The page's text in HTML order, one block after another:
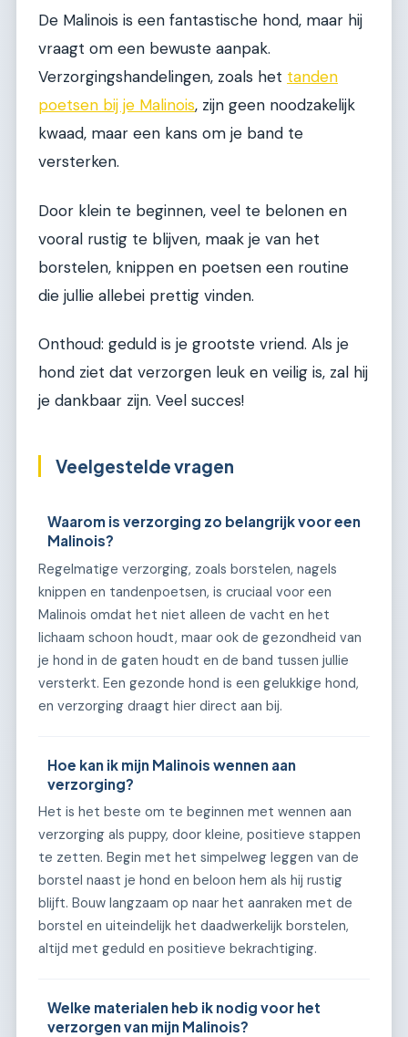
De Malinois is een fantastische hond, maar hij
vraagt om een bewuste aanpak.
Verzorgingshandelingen, zoals het tanden
poetsen bij je Malinois, zijn geen noodzakelijk
kwaad, maar een kans om je band te
versterken.
Door klein te beginnen, veel te belonen en
vooral rustig te blijven, maak je van het
borstelen, knippen en poetsen een routine
die jullie allebei prettig vinden.
Onthoud: geduld is je grootste vriend. Als je
hond ziet dat verzorgen leuk en veilig is, zal hij
je dankbaar zijn. Veel succes!
Veelgestelde vragen
Waarom is verzorging zo belangrijk voor een
Malinois?
Regelmatige verzorging, zoals borstelen, nagels
knippen en tandenpoetsen, is cruciaal voor een
Malinois omdat het niet alleen de vacht en het
lichaam schoon houdt, maar ook de gezondheid van
je hond in de gaten houdt en de band tussen jullie
versterkt. Een gezonde hond is een gelukkige hond,
en verzorging draagt hier direct aan bij.
Hoe kan ik mijn Malinois wennen aan
verzorging?
Het is het beste om te beginnen met wennen aan
verzorging als puppy, door kleine, positieve stappen
te zetten. Begin met het simpelweg leggen van de
borstel naast je hond en beloon hem als hij rustig
blijft. Bouw langzaam op naar het aanraken met de
borstel en uiteindelijk het daadwerkelijk borstelen,
altijd met geduld en positieve bekrachtiging.
Welke materialen heb ik nodig voor het
verzorgen van mijn Malinois?